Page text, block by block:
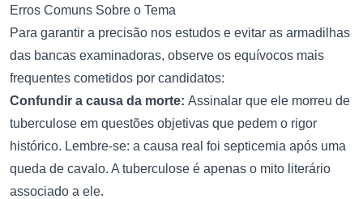
Erros Comuns Sobre o Tema
Para garantir a precisão nos estudos e evitar as armadilhas
das bancas examinadoras, observe os equívocos mais
frequentes cometidos por candidatos:
Confundir a causa da morte: Assinalar que ele morreu de
tuberculose em questões objetivas que pedem o rigor
histórico. Lembre-se: a causa real foi septicemia após uma
queda de cavalo. A tuberculose é apenas o mito literário
associado a ele.